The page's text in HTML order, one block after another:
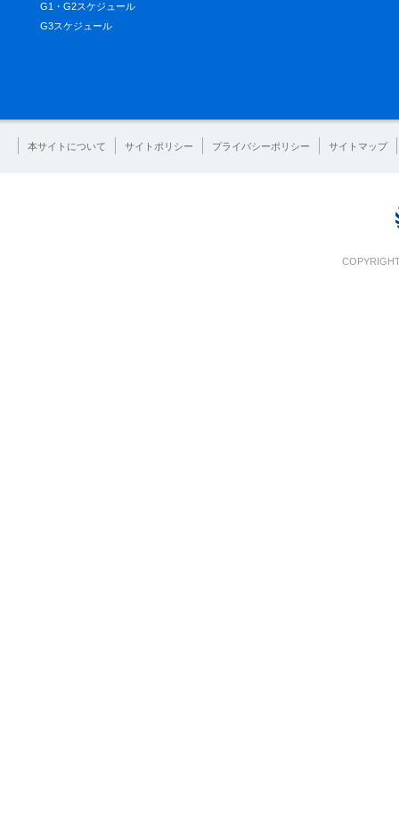
G1・G2スケジュール
G3スケジュール
本サイトについて サイトポリシー プライバシーポリシー サイトマップ